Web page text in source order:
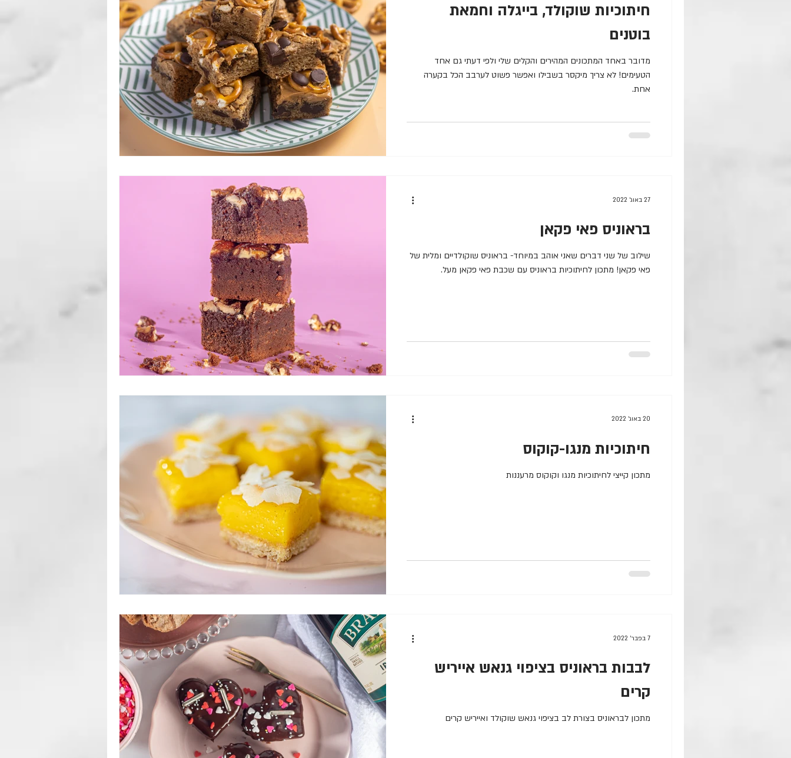
חיתוכיות שוקולד, בייגלה וחמאת
בוטנים
מדובר באחד המתכונים המהירים והקלים שלי ולפי דעתי גם אחד
הטעימים! לא צריך מיקסר בשבילו ואפשר פשוט לערבב הכל בקערה
אחת.
בראוניס פאי פקאן
שילוב של שני דברים שאני אוהב במיוחד- בראוניס שוקולדיים ומלית של
פאי פקאן! מתכון לחיתוכיות בראוניס עם שכבת פאי פקאן מעל.
27 באוג׳ 2022
חיתוכיות מנגו-קוקוס
מתכון קייצי לחיתוכיות מנגו וקוקוס מרעננות
20 באוג׳ 2022
לבבות בראוניס בציפוי גנאש אייריש
קרים
מתכון לבראוניס בצורת לב בציפוי גנאש שוקולד ואייריש קרים
7 בפבר׳ 2022